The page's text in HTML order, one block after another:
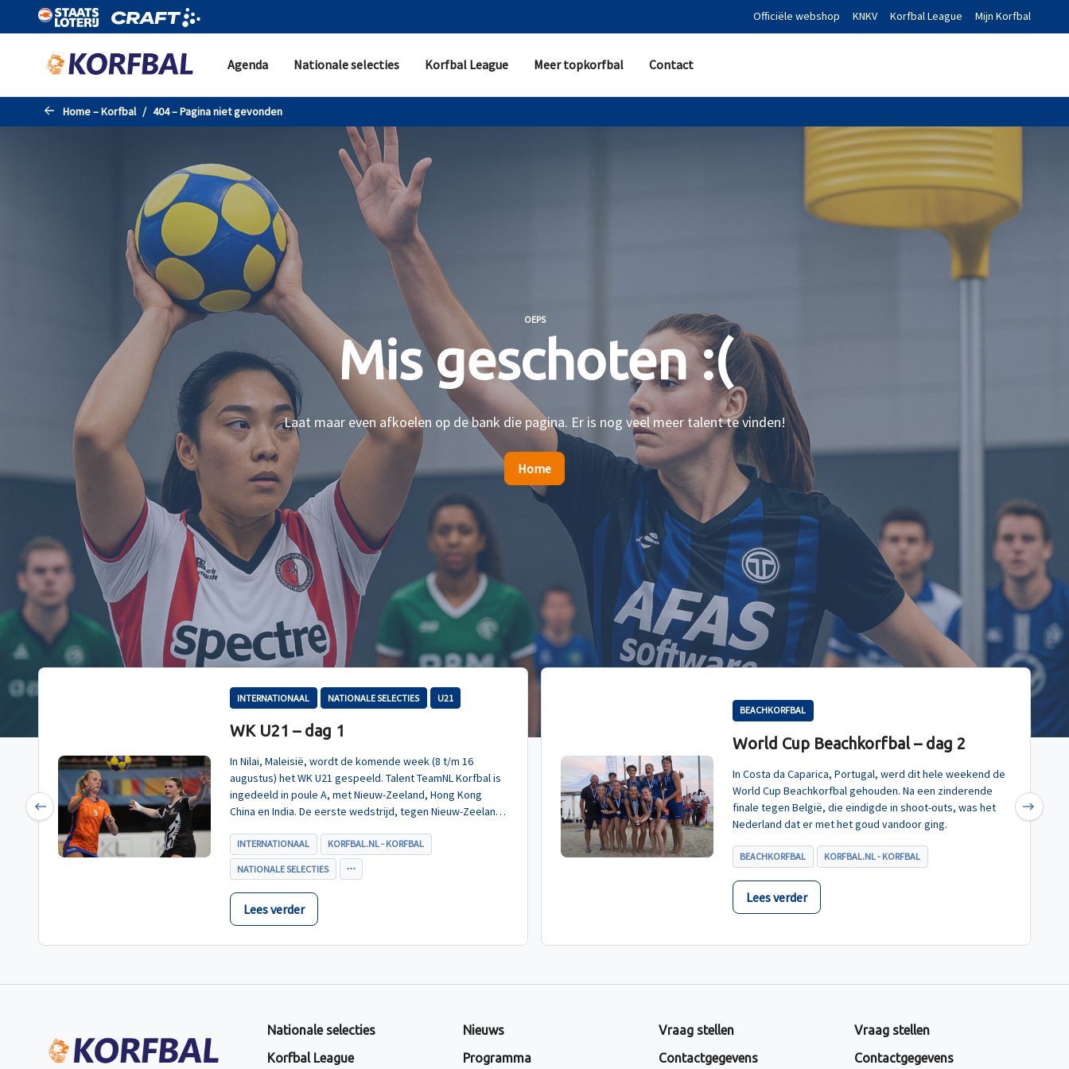
Naar de hoofdinhoud gaan Officiële webshop KNKV Korfbal League Mijn Korfbal
Agenda Nationale selecties Korfbal League Meer topkorfbal Contact
Home – Korfbal 404 – Pagina niet gevonden
OEPS
Mis geschoten :(
Laat maar even afkoelen op de bank die pagina. Er is nog veel meer talent te vinden!
Home
INTERNATIONAAL NATIONALE SELECTIES U21
WK U21 – dag 1
In Nilai, Maleisië, wordt de komende week (8 t/m 16
augustus) het WK U21 gespeeld. Talent TeamNL Korfbal is
ingedeeld in poule A, met Nieuw-Zeeland, Hong Kong
China en India. De eerste wedstrijd, tegen Nieuw-Zeeland
INTERNATIONAAL KORFBAL.NL - KORFBAL
NATIONALE SELECTIES
Lees verder
BEACHKORFBAL
World Cup Beachkorfbal – dag 2
In Costa da Caparica, Portugal, werd dit hele weekend de
World Cup Beachkorfbal gehouden. Na een zinderende
finale tegen België, die eindigde in shoot-outs, was het
Nederland dat er met het goud vandoor ging.
BEACHKORFBAL KORFBAL.NL - KORFBAL
Lees verder
Previous Next
Nationale selecties
Korfbal League
Nieuws
Programma
Vraag stellen
Contactgegevens
Vraag stellen
Contactgegevens